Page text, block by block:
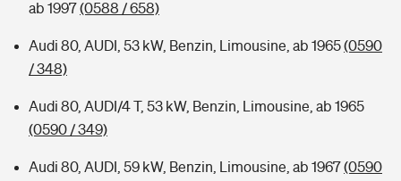
ab 1997(0588 / 658)
Audi 80, AUDI, 53 kW, Benzin, Limousine, ab 1965(0590
/ 348)
Audi 80, AUDI/4 T, 53 kW, Benzin, Limousine, ab 1965
(0590 / 349)
Audi 80, AUDI, 59 kW, Benzin, Limousine, ab 1967(0590